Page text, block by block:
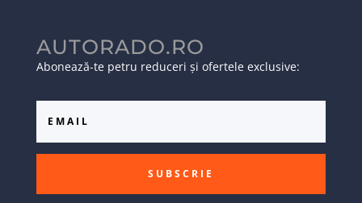
AUTORADO.RO
Abonează-te petru reduceri și ofertele exclusive:
SUBSCRIE